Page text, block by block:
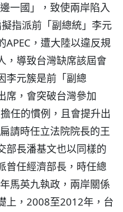
一國」，致使兩岸陷入
指派前「副總統」李元
，遭大陸以違反規
，導致台灣缺席該屆會
李元簇是前「副總
席，會突破台灣參加
任的慣例，且會提升出
請時任立法院院長的王
部長潘基文也以同樣的
曾任經濟部長，時任總
馬英九執政，兩岸關係
上，2008至2012年，台